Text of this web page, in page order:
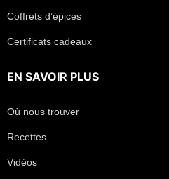
Coffrets d’épices
Certificats cadeaux
EN SAVOIR PLUS
Où nous trouver
Recettes
Vidéos